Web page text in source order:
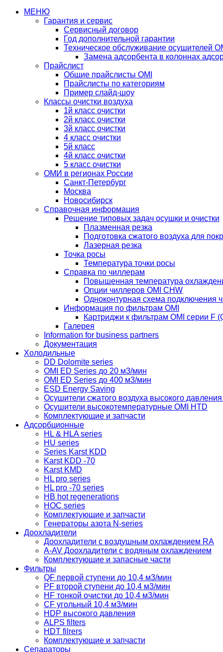
МЕНЮ
Гарантия и сервис
Сервисный договор
Год дополнительной гарантии
Техническое обслуживание осушителей
Замена адсорбента в колоннах
Прайслист
Общие прайслисты OMI
Прайслисты по категориям
Пример слайд-шоу
Классы очистки воздуха
1й класс очистки
2й класс очистки
3й класс очистки
4 класс очистки
5й класс
4й класс очистки
5 класс очистки
ОМИ в регионах России
Санкт-Петербург
Москва
Новосибирск
Справочная информация
Решение типовых задач осушки и очистки
Плазменная резка
Подготовка сжатого воздуха для
Лазерная резка
Точка росы
Температура точки росы
Справка по чиллерам
Повышенная температура
Опции чиллеров OMI CHW
Одноконтурная схема подключения
Информация по фильтрам OMI
Картриджи к фильтрам OMI серии F
Галерея
Information for business partners
Документация
Холодильные
DD Dolomite series
OMI ED Series до 20 м3/мин
OMI ED Series до 400 м3/мин
ESD Energy Saving
Осушители сжатого воздуха высокого
Осушители высокотемпературные OMI HTD
Комплектующие и запчасти
Адсорбционные
HL & HLA series
HU series
Series Karst KDD
Karst KDD -70
Karst KMD
HL pro series
HL pro -70 series
HB hot regenerations
HOC series
Комплектующие и запчасти
Генераторы азота N-series
Доохладители
Доохладители с воздушным охлаждением RA
A-AV Доохладители с водяным охлаждением
Комплектующие и запасные части
Фильтры
QF первой ступени до 10,4 м3/мин
PF второй ступени до 10,4 м3/мин
HF тонкой очистки до 10,4 м3/мин
CF угольный 10,4 м3/мин
HDP высокого давления
ALPS filters
HDT filrers
Комплектующие и запчасти
Сепараторы